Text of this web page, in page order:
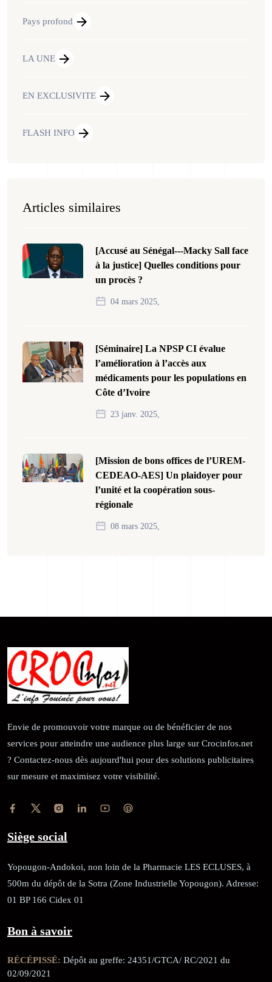
Pays profond
LA UNE
EN EXCLUSIVITE
FLASH INFO
Articles similaires
[Accusé au Sénégal---Macky Sall face
à la justice] Quelles conditions pour
un procès ?
04 mars 2025,
[Séminaire] La NPSP CI évalue
l’amélioration à l’accès aux
médicaments pour les populations en
Côte d’Ivoire
23 janv. 2025,
[Mission de bons offices de l’UREM-
CEDEAO-AES] Un plaidoyer pour
l’unité et la coopération sous-
régionale
08 mars 2025,
Envie de promouvoir votre marque ou de bénéficier de nos
services pour atteindre une audience plus large sur Crocinfos.net
? Contactez-nous dès aujourd'hui pour des solutions publicitaires
sur mesure et maximisez votre visibilité.
Siège social
Yopougon-Andokoi, non loin de la Pharmacie LES ECLUSES, à
500m du dépôt de la Sotra (Zone Industrielle Yopougon). Adresse:
01 BP 166 Cidex 01
Bon à savoir
RÉCÉPISSÉ: Dépôt au greffe: 24351/GTCA/ RC/2021 du
02/09/2021